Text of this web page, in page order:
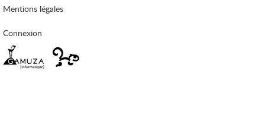
Mentions légales
Connexion